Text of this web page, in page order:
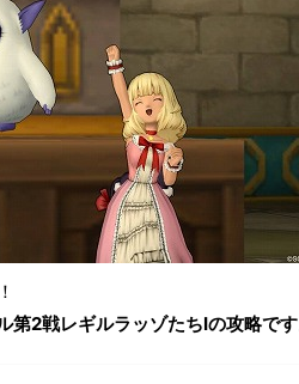
第2戦レギルラッゾたちIの攻略です